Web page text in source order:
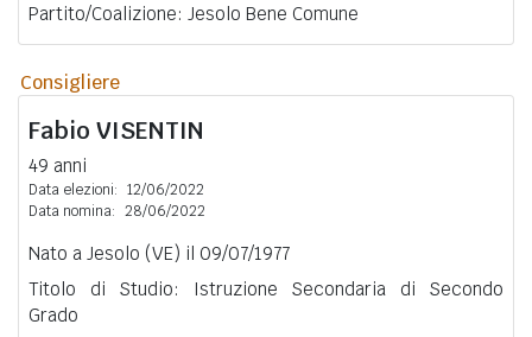
Partito/Coalizione: Jesolo Bene Comune
Consigliere
Fabio VISENTIN
49 anni
Data elezioni: 12/06/2022
Data nomina: 28/06/2022
Nato a Jesolo (VE) il 09/07/1977
Titolo di Studio: Istruzione Secondaria di Secondo
Grado